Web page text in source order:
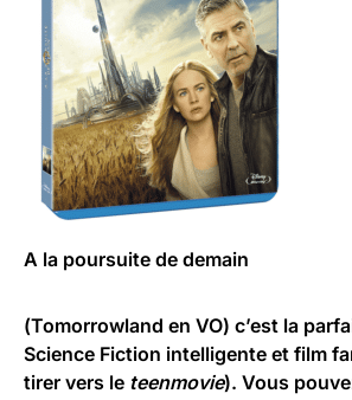
A la poursuite de demain
(Tomorrowland en VO) c’est la
Science Fiction intelligente et film
tirer vers le teenmovie). Vous